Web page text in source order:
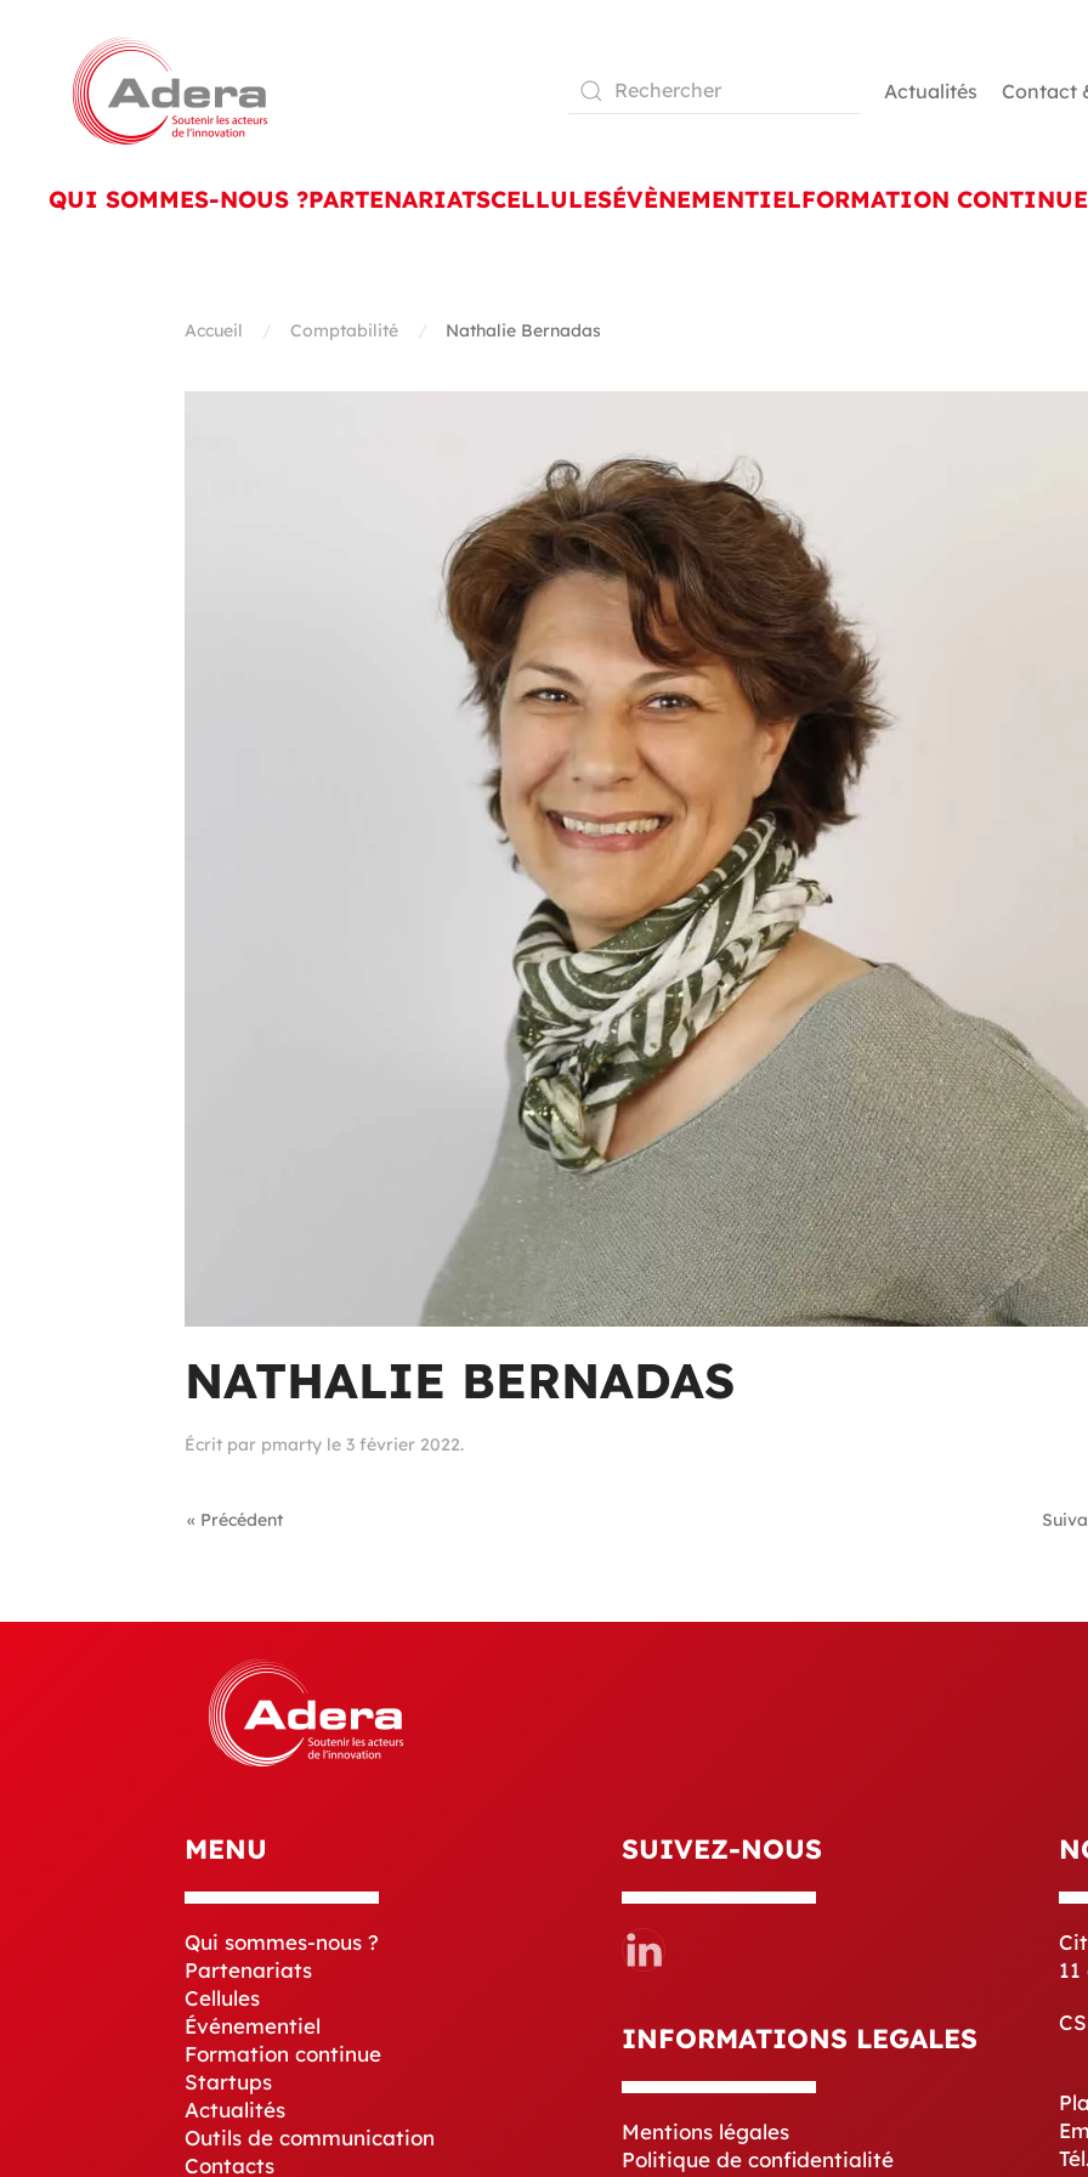
Skip to main content
Actualités Contact
QUI SOMMES-NOUS ?PARTENARIATSCELLULESÉVÈNEMENTIELFORMATION CONTINUE
Accueil Comptabilité Nathalie Bernadas
NATHALIE BERNADAS
Écrit par pmarty le 3 février 2022.
« Précédent
MENU
Qui sommes-nous ?
Partenariats
Cellules
Événementiel
Formation continue
Startups
Actualités
Outils de communication
Contacts
SUIVEZ-NOUS
INFORMATIONS LEGALES
Mentions légales
Politique de confidentialité